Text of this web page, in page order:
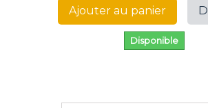
Ajouter au panier
Disponible